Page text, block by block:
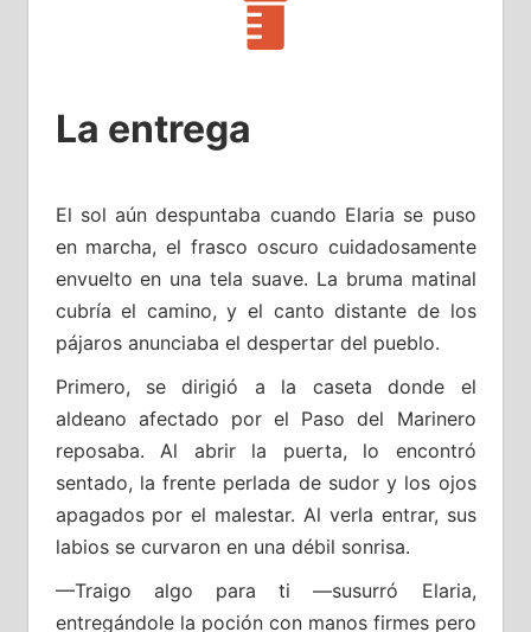
La entrega
El sol aún despuntaba cuando Elaria se puso
en marcha, el frasco oscuro cuidadosamente
envuelto en una tela suave. La bruma matinal
cubría el camino, y el canto distante de los
pájaros anunciaba el despertar del pueblo.
Primero, se dirigió a la caseta donde el
aldeano afectado por el Paso del Marinero
reposaba. Al abrir la puerta, lo encontró
sentado, la frente perlada de sudor y los ojos
apagados por el malestar. Al verla entrar, sus
labios se curvaron en una débil sonrisa.
—Traigo algo para ti —susurró Elaria,
entregándole la poción con manos firmes pero